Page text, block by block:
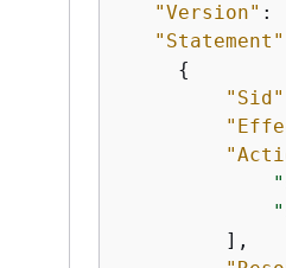
"Version" :
"Statement"
{
"Sid"
         ],